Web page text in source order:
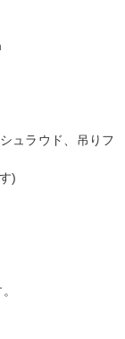
ュラウド、吊りフ
)